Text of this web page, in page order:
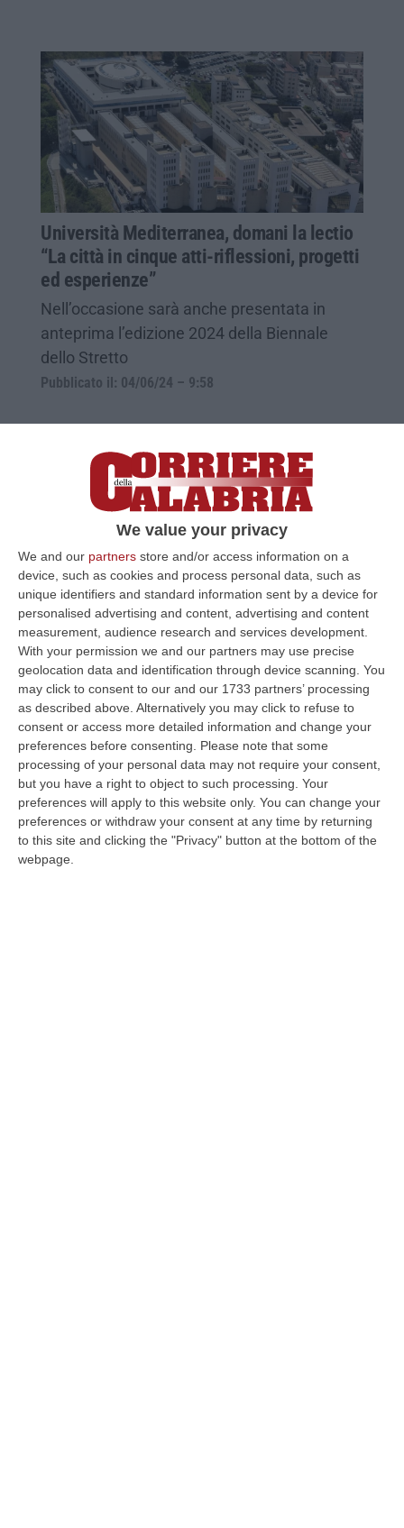
We value your privacy
We and our partners store and/or access information on a
device, such as cookies and process personal data, such as
unique identifiers and standard information sent by a device for
personalised advertising and content, advertising and content
measurement, audience research and services development.
With your permission we and our partners may use precise
geolocation data and identification through device scanning. You
may click to consent to our and our 1733 partners’ processing
as described above. Alternatively you may click to refuse to
consent or access more detailed information and change your
preferences before consenting.
Please note that some
processing of your personal data may not require your consent,
but you have a right to object to such processing. Your
preferences will apply to this website only. You can change your
preferences or withdraw your consent at any time by returning
to this site and clicking the "Privacy" button at the bottom of the
webpage.
Università Mediterranea, domani la lectio
“La città in cinque atti-riflessioni, progetti
ed esperienze”
Nell’occasione sarà anche presentata in
anteprima l’edizione 2024 della Biennale
dello Stretto
Pubblicato il: 04/06/24 – 9:58
Sandokan, i Casalesi e quei “vecchi”
rapporti con Cosa nostra e la ‘Ndrangheta
Francesco Schiavone è l’ultimo pentito del
clan di Casal di Principe. Tanti i “contatti”
tracciati con i calabresi e i siciliani
Pubblicato il: 29/03/24 – 18:25